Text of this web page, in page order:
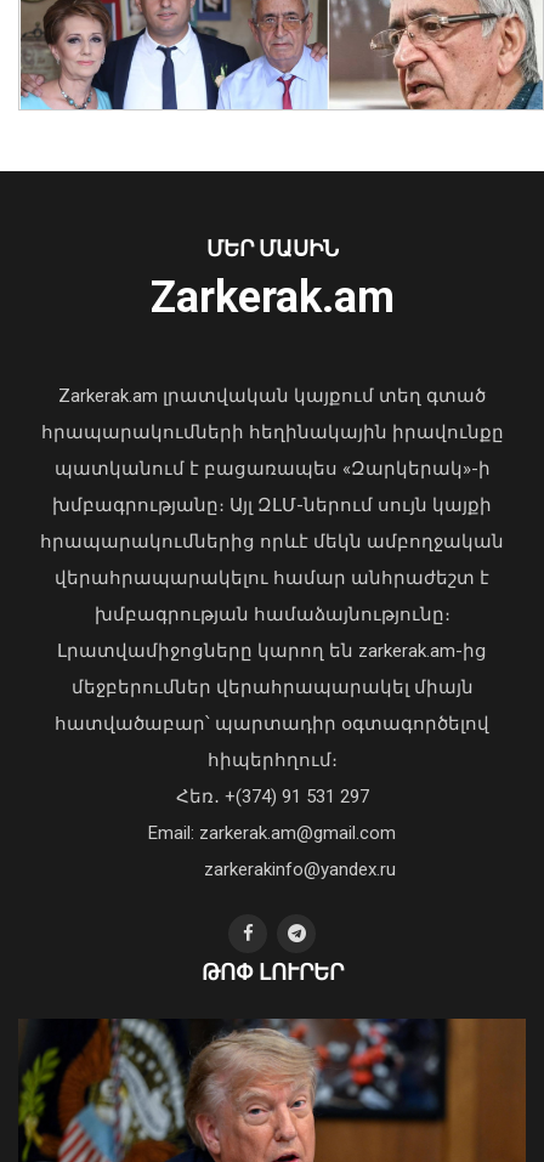
Վահագն Խաչատուրյանն ընդունել է
Picsart ընկերության հիմնադիր և
գործադիր տնօրեն Հովհաննես
06 Օգոստոս, 2026 22:51
«Պարտվեցինք դաժան հիվանդության
04 Օգոստոս, 2026 19:12
Վարչապետ Փաշինյանն այցելել է
«ԷԼԵՎԵՅԹ ԷՅԱՅ» արհեստական
բանականության գործարան
ՄԵՐ ՄԱՍԻՆ
Zarkerak.am
Zarkerak.am լրատվական կայքում տեղ գտած
հրապարակումների հեղինակային իրավունքը
պատկանում է բացառապես «Զարկերակ»-ի
խմբագրությանը։ Այլ ԶԼՄ-ներում սույն կայքի
հրապարակումներից որևէ մեկն ամբողջական
վերահրապարակելու համար անհրաժեշտ է
խմբագրության համաձայնությունը։
Լրատվամիջոցները կարող են zarkerak.am-ից
մեջբերումներ վերահրապարակել միայն
հատվածաբար՝ պարտադիր օգտագործելով
հիպերհղում։
Հեռ․ +(374) 91 531 297
Email: zarkerak.am@gmail.com
zarkerakinfo@yandex.ru
ԹՈՓ ԼՈՒՐԵՐ